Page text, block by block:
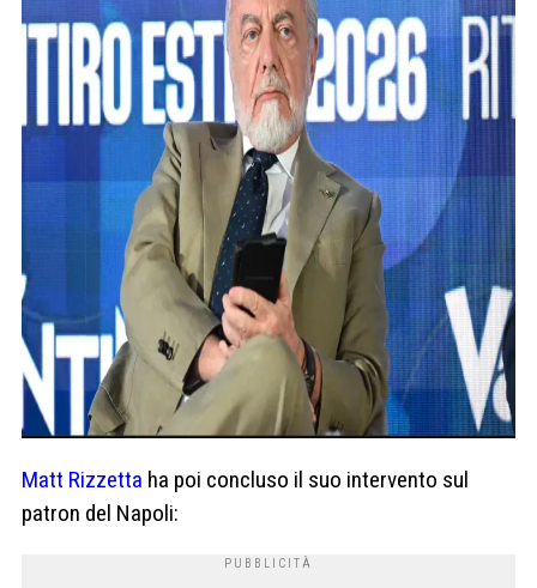
Matt Rizzetta ha poi concluso il suo intervento sul
patron del Napoli: